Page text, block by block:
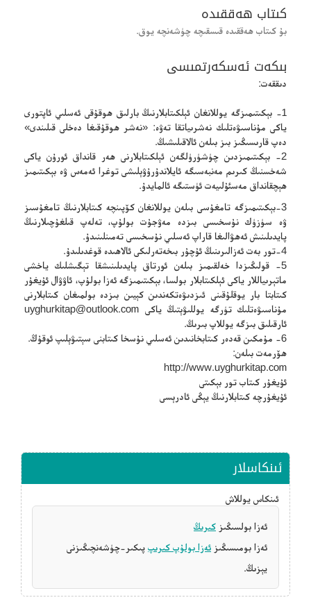
كىتاب ھەققىدە
بۇ كىتاب ھەققىدە قىسقىچە چۈشەنچە يوق.
بىكەت ئەسكەرتمىسى
دىققەت:
1- بېكىتىمىزگە يوللانغان ئېلكىتابلارنىڭ بارلىق ھوقۇقى ئەسلىي ئاپتورى
ياكى مۇناسىۋەتلىك نەشرىياتقا تەۋە: «نەشر ھوقۇقىغا دەخلى قىلىندى»
دەپ قارىسىڭىز بىز بىلەن ئالاقىلىشىڭ.
2- بېكىتىمىزدىن چۈشۈرۈلگەن ئېلكىتابلارنى ھەر قانداق ئورۇن ياكى
شەخسنىڭ كىرىم مەنبەسىگە ئايلاندۇرۇۋېلىشى توغرا ئەمەس ۋە بېكىتىمىز
ھېچقانداق مەسئۇلىيەت ئۈستىگە ئالمايدۇ.
3-بېكىتىمىزگە تامغۇسى بىلەن يوللانغان كۆپىنچە كىتابلارنىڭ تامغۇسىز
ۋە سۈزۈك نۇسخىسى بىزدە مەۋجۇت بولۇپ، تەلەپ قىلغۇچىلارنىڭ
پايدىلىنىش ئەھۋالىغا قاراپ ئەسلىي نۇسخىسى تەمىنلىنىدۇ.
4-تور بەت ئەزالىرىنىڭ ئۇچۇر بىخەتەرلىكى ئالاھىدە قوغدىلىدۇ.
5- قولىڭىزدا خەلقىمىز بىلەن ئورتاق پايدىلىنىشقا تېگىشلىك ياخشى
ماتېرىياللار ياكى ئېلكىتابلار بولسا، بېكىتىمىزگە ئەزا بولۇپ، ئاۋۋال ئۇيغۇر
كىتابتا بار يوقلۇقىنى ئىزدىۋەتكەندىن كېيىن بىزدە بولمىغان كىتابلارنى
مۇناسىۋەتلىك تۈرگە يوللىۋېتىڭ ياكى uyghurkitap@outlook.com
ئارقىلىق بىزگە يوللاپ بىرىڭ.
6- مۇمكىن قەدەر كىتابخانىدىن ئەسلىي نۇسخا كىتابنى سېتىۋېلىپ ئوقۇڭ.
ھۆرمەت بىلەن:
http://www.uyghurkitap.com
ئۇيغۇر كىتاب تور بېكىتى
ئۇيغۇرچە كىتابلارنىڭ يېڭى ئادرېسى
ئىنكاسلار
ئىنكاس يوللاش
ئەزا بولسىڭىز كىرىڭ
ئەزا بومىسىڭىز ئەزا بولۇپ كىرىپ پىكىر-چۈشەنچىڭىزنى
يېزىڭ.